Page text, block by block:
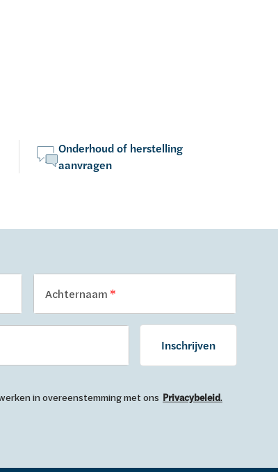
Onderhoud of herstelling
aanvragen
Achternaam
Inschrijven
in overeenstemming met ons Privacybeleid.